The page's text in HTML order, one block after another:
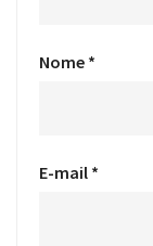
Nome *
E-mail *